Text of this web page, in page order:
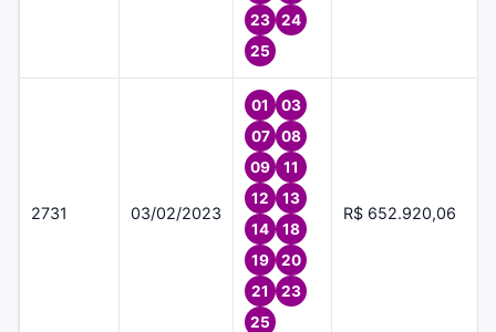
23
24
25
2731 03/02/2023
01
03
07
08
09
11
12
13
14
18
19
20
21
23
25
R$ 652.920,06